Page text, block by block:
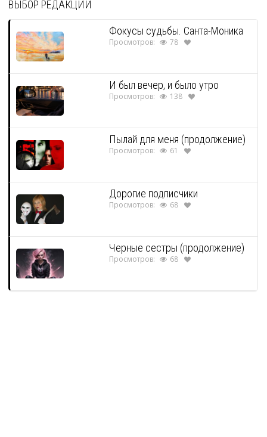
ВЫБОР РЕДАКЦИИ
Фокусы судьбы. Санта-Моника
Просмотров: 78
И был вечер, и было утро
Просмотров: 138
Пылай для меня (продолжение)
Просмотров: 61
Дорогие подписчики
Просмотров: 68
Черные сестры (продолжение)
Просмотров: 68